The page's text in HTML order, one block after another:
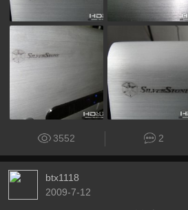
3552 2
btx1118
2009-7-12